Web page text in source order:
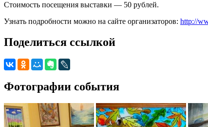
Стоимость посещения выставки — 50 рублей.
Узнать подробности можно на сайте организаторов: http://
Поделиться ссылкой
Фотографии события